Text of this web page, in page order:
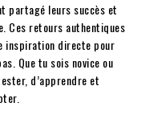
partagé leurs succès et
Ces retours authentiques
directe pour
Que tu sois novice ou
d’apprendre et